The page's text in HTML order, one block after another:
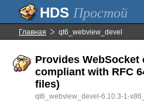
Простой
Главная qt6_webview_devel
Provides
compliant with RFC
files)
qt6_webview_devel-6.10.3-1-